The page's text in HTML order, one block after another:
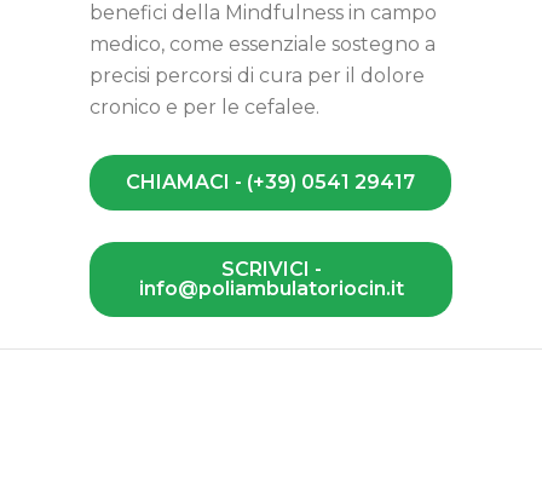
benefici della Mindfulness in campo
medico, come essenziale sostegno a
precisi percorsi di cura per il dolore
cronico e per le cefalee.
CHIAMACI - (+39) 0541 29417
SCRIVICI -
info@poliambulatoriocin.it